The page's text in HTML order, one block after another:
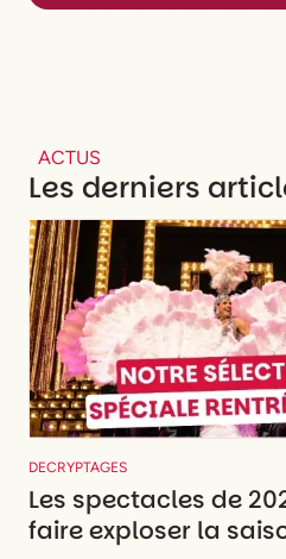
ACTUS
Les derniers
DECRYPTAGES
Les spectacles de
faire exploser la